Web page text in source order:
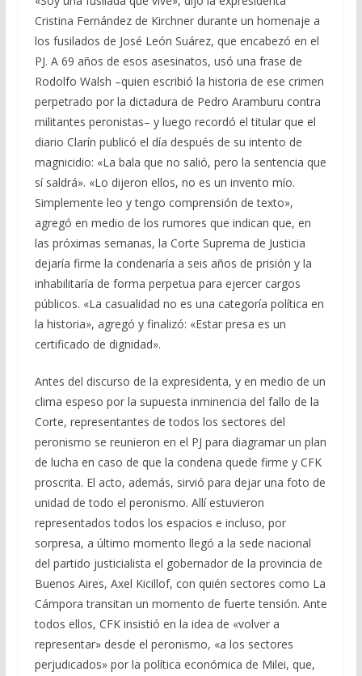
b
o
o
k
gr
a
m
s
A
p
p
l p
ar
ti
r
Cristina Fernández de Kirchner durante un homenaje a
los fusilados de José León Suárez, que encabezó en el
PJ. A 69 años de esos asesinatos, usó una frase de
Rodolfo Walsh –quien escribió la historia de ese crimen
perpetrado por la dictadura de Pedro Aramburu contra
militantes peronistas– y luego recordó el titular que el
diario Clarín publicó el día después de su intento de
magnicidio: «La bala que no salió, pero la sentencia que
sí saldrá». «Lo dijeron ellos, no es un invento mío.
Simplemente leo y tengo comprensión de texto»,
agregó en medio de los rumores que indican que, en
las próximas semanas, la Corte Suprema de Justicia
dejaría firme la condenaría a seis años de prisión y la
inhabilitaría de forma perpetua para ejercer cargos
públicos. «La casualidad no es una categoría política en
la historia», agregó y finalizó: «Estar presa es un
certificado de dignidad».
Antes del discurso de la expresidenta, y en medio de un
clima espeso por la supuesta inminencia del fallo de la
Corte, representantes de todos los sectores del
peronismo se reunieron en el PJ para diagramar un plan
de lucha en caso de que la condena quede firme y CFK
proscrita. El acto, además, sirvió para dejar una foto de
unidad de todo el peronismo. Allí estuvieron
representados todos los espacios e incluso, por
sorpresa, a último momento llegó a la sede nacional
del partido justicialista el gobernador de la provincia de
Buenos Aires, Axel Kicillof, con quién sectores como La
Cámpora transitan un momento de fuerte tensión. Ante
todos ellos, CFK insistió en la idea de «volver a
representar» desde el peronismo, «a los sectores
perjudicados» por la política económica de Milei, que,